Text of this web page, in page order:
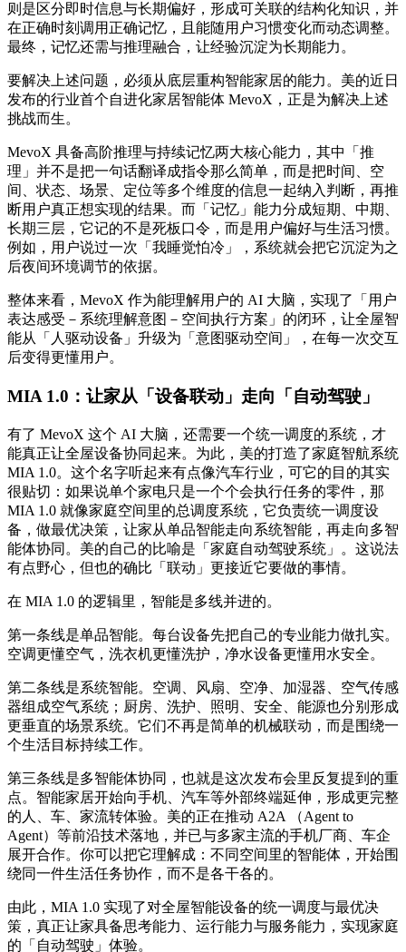
则是区分即时信息与长期偏好，形成可关联的结构化知识，并
在正确时刻调用正确记忆，且能随用户习惯变化而动态调整。
最终，记忆还需与推理融合，让经验沉淀为长期能力。
要解决上述问题，必须从底层重构智能家居的能力。美的近日
发布的行业首个自进化家居智能体 MevoX，正是为解决上述
挑战而生。
MevoX 具备高阶推理与持续记忆两大核心能力，其中「推
理」并不是把一句话翻译成指令那么简单，而是把时间、空
间、状态、场景、定位等多个维度的信息一起纳入判断，再推
断用户真正想实现的结果。而「记忆」能力分成短期、中期、
长期三层，它记的不是死板口令，而是用户偏好与生活习惯。
例如，用户说过一次「我睡觉怕冷」，系统就会把它沉淀为之
后夜间环境调节的依据。
整体来看，MevoX 作为能理解用户的 AI 大脑，实现了「用户
表达感受－系统理解意图－空间执行方案」的闭环，让全屋智
能从「人驱动设备」升级为「意图驱动空间」，在每一次交互
后变得更懂用户。
MIA 1.0：让家从「设备联动」走向「自动驾驶」
有了 MevoX 这个 AI 大脑，还需要一个统一调度的系统，才
能真正让全屋设备协同起来。为此，美的打造了家庭智航系统
MIA 1.0。这个名字听起来有点像汽车行业，可它的目的其实
很贴切：如果说单个家电只是一个个会执行任务的零件，那
MIA 1.0 就像家庭空间里的总调度系统，它负责统一调度设
备，做最优决策，让家从单品智能走向系统智能，再走向多智
能体协同。美的自己的比喻是「家庭自动驾驶系统」。这说法
有点野心，但也的确比「联动」更接近它要做的事情。
在 MIA 1.0 的逻辑里，智能是多线并进的。
第一条线是单品智能。每台设备先把自己的专业能力做扎实。
空调更懂空气，洗衣机更懂洗护，净水设备更懂用水安全。
第二条线是系统智能。空调、风扇、空净、加湿器、空气传感
器组成空气系统；厨房、洗护、照明、安全、能源也分别形成
更垂直的场景系统。它们不再是简单的机械联动，而是围绕一
个生活目标持续工作。
第三条线是多智能体协同，也就是这次发布会里反复提到的重
点。智能家居开始向手机、汽车等外部终端延伸，形成更完整
的人、车、家流转体验。美的正在推动 A2A （Agent to
Agent）等前沿技术落地，并已与多家主流的手机厂商、车企
展开合作。你可以把它理解成：不同空间里的智能体，开始围
绕同一件生活任务协作，而不是各干各的。
由此，MIA 1.0 实现了对全屋智能设备的统一调度与最优决
策，真正让家具备思考能力、运行能力与服务能力，实现家庭
的「自动驾驶」体验。